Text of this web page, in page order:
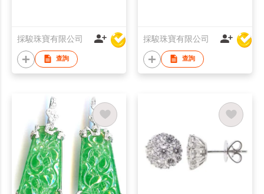
採駿珠寶有限公司
查詢
採駿珠寶有限公司
查詢